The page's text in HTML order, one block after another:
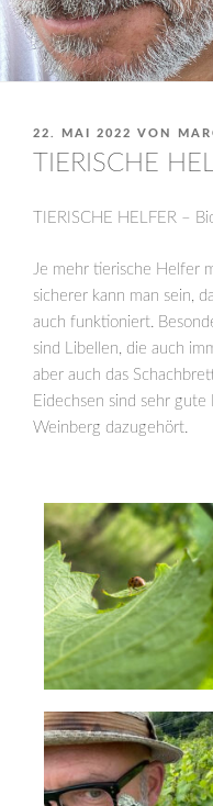
VERÖFFENTLICHT
AM
22. MAI 2022 VON
TIERISCHE
TIERISCHE HELFER –
Je mehr tierische Helfer
sicherer kann man sein,
auch funktioniert.
sind Libellen, die auch
aber auch das
Eidechsen sind sehr
Weinberg dazugehört.